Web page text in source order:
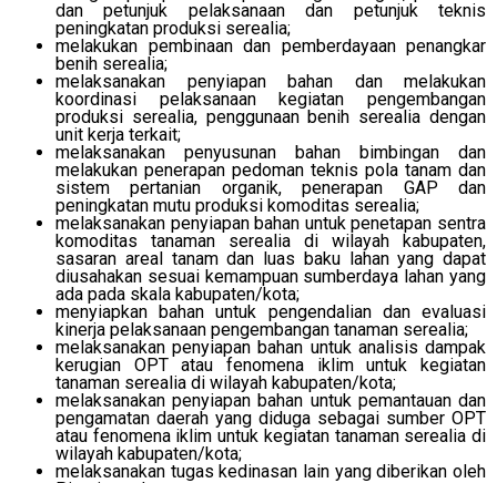
dan petunjuk pelaksanaan dan petunjuk teknis
peningkatan produksi serealia;
melakukan pembinaan dan pemberdayaan penangkar
benih serealia;
melaksanakan penyiapan bahan dan melakukan
koordinasi pelaksanaan kegiatan pengembangan
produksi serealia, penggunaan benih serealia dengan
unit kerja terkait;
melaksanakan penyusunan bahan bimbingan dan
melakukan penerapan pedoman teknis pola tanam dan
sistem pertanian organik, penerapan GAP dan
peningkatan mutu produksi komoditas serealia;
melaksanakan penyiapan bahan untuk penetapan sentra
komoditas tanaman serealia di wilayah kabupaten,
sasaran areal tanam dan luas baku lahan yang dapat
diusahakan sesuai kemampuan sumberdaya lahan yang
ada pada skala kabupaten/kota;
menyiapkan bahan untuk pengendalian dan evaluasi
kinerja pelaksanaan pengembangan tanaman serealia;
melaksanakan penyiapan bahan untuk analisis dampak
kerugian OPT atau fenomena iklim untuk kegiatan
tanaman serealia di wilayah kabupaten/kota;
melaksanakan penyiapan bahan untuk pemantauan dan
pengamatan daerah yang diduga sebagai sumber OPT
atau fenomena iklim untuk kegiatan tanaman serealia di
wilayah kabupaten/kota;
melaksanakan tugas kedinasan lain yang diberikan oleh